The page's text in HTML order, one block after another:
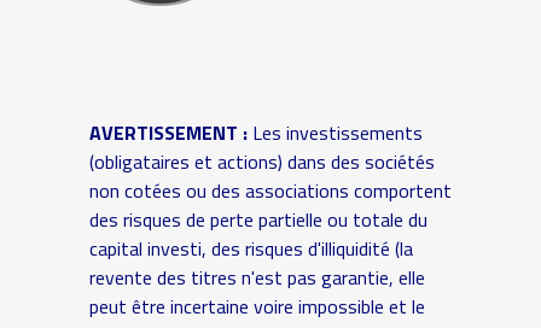
AVERTISSEMENT :Les investissements
(obligataires et actions) dans des sociétés
non cotées ou des associations comportent
des risques de perte partielle ou totale du
capital investi, des risques d'illiquidité (la
revente des titres n'est pas garantie, elle
peut être incertaine voire impossible et le